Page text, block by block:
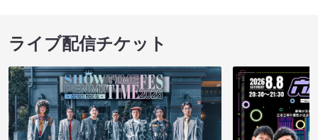
ライブ配信チケット